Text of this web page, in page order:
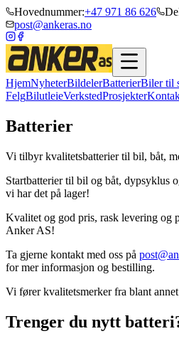
Hovednummer:+47 971 86 626
post@ankeras.no
HjemNyheterBildelerBatterierBiler til
FelgBilutleieVerkstedProsjekter
Batterier
Vi tilbyr kvalitetsbatterier til bil, båt,
Startbatterier til bil og båt, dypsyklus
vi har det på lager!
Kvalitet og god pris, rask levering og
Anker AS!
Ta gjerne kontakt med oss på
for mer informasjon og bestilling.
Vi fører kvalitetsmerker fra blant
Trenger du nytt